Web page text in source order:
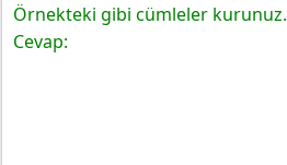
Örnekteki gibi cümleler kurunuz.
Cevap: